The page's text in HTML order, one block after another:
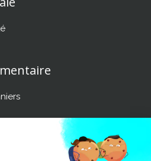
Retrouvez mon actualité